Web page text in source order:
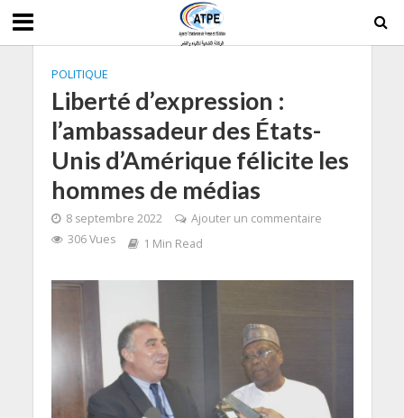
POLITIQUE
Liberté d’expression :
l’ambassadeur des États-
Unis d’Amérique félicite les
hommes de médias
8 septembre 2022
Ajouter un commentaire
306 Vues
1 Min Read